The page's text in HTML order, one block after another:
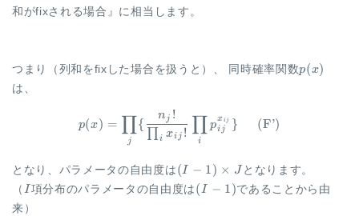
和がfixされる場合』に相当します。
つまり（列和をfixした場合を扱うと）、 同時確率関数p(x)
p(x)
は、
\begin{aligned} p(x) &=
p(x) =
j
∏{
∏i xij !
nj !
i
∏ pij
xij } (F’)
となり、パラメータの自由度は (I-1)
\times
J
(I − 1) × J となります。
（ I
I 項分布のパラメータの自由度は (I-
(I − 1)であることから由
来）